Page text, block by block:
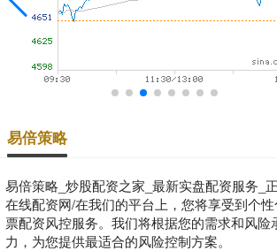
易倍策略
易倍策略_炒股配资之家_最新实盘配资服务_
在线配资网/在我们的平台上，您将享受到个
票配资风控服务。我们将根据您的需求和风险
力，为您提供最适合的风险控制方案。